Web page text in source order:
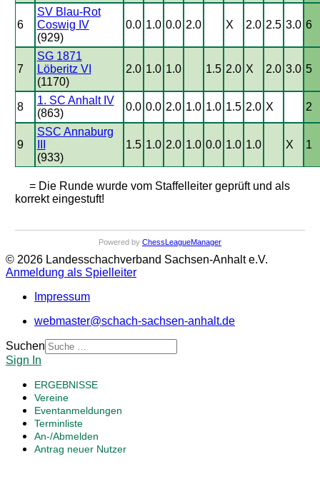
6
SV Blau-Rot
Coswig IV
(929)
0.0 1.0 0.0 2.0 X 2.0 2.5 3.0 6
7
SG 1871
Löberitz VI
(1170)
2.0 1.0 1.0 1.5 2.0 X 2.0 3.0 5
8
1. SC Anhalt IV
(863)
0.0 0.0 2.0 1.0 1.0 1.5 2.0 X 2
9
SSC Annaburg
(933)
1.5 1.0 2.0 1.0 0.0 1.0 1.0 X 1
= Die Runde wurde vom Staffelleiter geprüft und als
korrekt eingestuft!
Powered by ChessLeagueManager
© 2026 Landesschachverband Sachsen-Anhalt e.V.
Anmeldung als Spielleiter
Impressum
webmaster@schach-sachsen-anhalt.de
Suchen
Sign In
ERGEBNISSE
Vereine
Eventanmeldungen
Terminliste
An-/Abmelden
Antrag neuer Nutzer